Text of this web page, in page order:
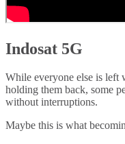
Indosat 5G
While everyone else is left
holding them back, some
without interruptions.
Maybe this is what